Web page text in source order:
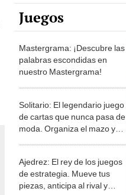
Juegos
Mastergrama: ¡Descubre las
palabras escondidas en
nuestro Mastergrama!
Solitario: El legendario juego
de cartas que nunca pasa de
moda. Organiza el mazo y
Ajedrez: El rey de los juegos
de estrategia. Mueve tus
piezas, anticipa al rival y